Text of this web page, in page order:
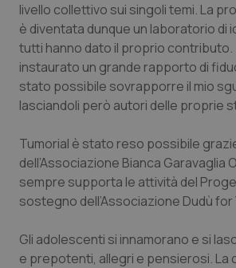
Tumori gastrointestinali
Ulcera & Reflusso
Vaccini
livello collettivo sui singoli temi. La
è diventata dunque un laboratorio di
tutti hanno dato il proprio contributo.
instaurato un grande rapporto di
stato possibile sovrapporre il mio
lasciandoli però autori delle proprie
Tumorial è stato reso possibile
dell’Associazione Bianca Garavaglia
sempre supporta le attività del
sostegno dell’Associazione Dudù for
Gli adolescenti si innamorano e si
e prepotenti, allegri e pensierosi. La